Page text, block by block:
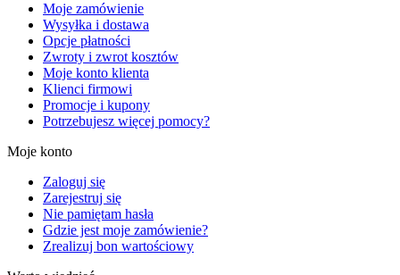
Moje zamówienie
Wysyłka i dostawa
Opcje płatności
Zwroty i zwrot kosztów
Moje konto klienta
Klienci firmowi
Promocje i kupony
Potrzebujesz więcej pomocy?
Moje konto
Zaloguj się
Zarejestruj się
Nie pamiętam hasła
Gdzie jest moje zamówienie?
Zrealizuj bon wartościowy